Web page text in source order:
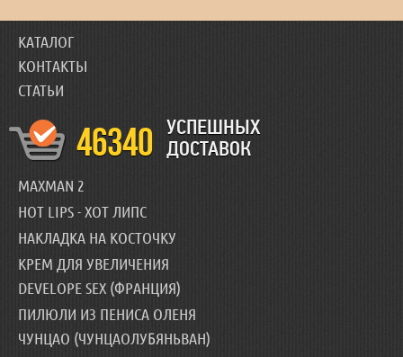
КАТАЛОГ
КОНТАКТЫ
СТАТЬИ
46340
УСПЕШНЫХ
ДОСТАВОК
MAXMAN 2
HOT LIPS - ХОТ ЛИПС
НАКЛАДКА НА КОСТОЧКУ
КРЕМ ДЛЯ УВЕЛИЧЕНИЯ
DEVELOPE SEX (ФРАНЦИЯ)
ПИЛЮЛИ ИЗ ПЕНИСА ОЛЕНЯ
ЧУНЦАО (ЧУНЦАОЛУБЯНЬВАН)